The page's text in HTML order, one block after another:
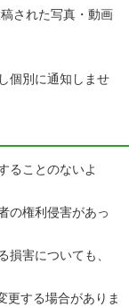
された写真・動画
個別に通知しませ
ることのないよ
の権利侵害があっ
損害についても、
更する場合がありま